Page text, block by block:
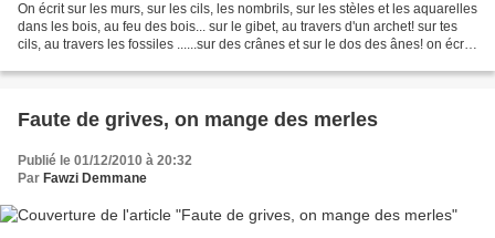
On écrit sur les murs, sur les cils, les nombrils, sur les stèles et les aquarelles
dans les bois, au feu des bois... sur le gibet, au travers d'un archet! sur tes
cils, au travers les fossiles ......sur des crânes et sur le dos des ânes! on écrit
Faute de grives, on mange des merles
Publié le 01/12/2010 à 20:32
Par Fawzi Demmane